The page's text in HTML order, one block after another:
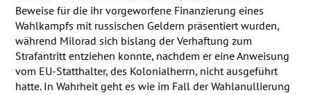
Beweise für die ihr vorgeworfene Finanzierung eines
Wahlkampfs mit russischen Geldern präsentiert wurden,
während Milorad sich bislang der Verhaftung zum
Strafantritt entziehen konnte, nachdem er eine Anweisung
vom EU-Statthalter, des Kolonialherrn, nicht ausgeführt
hatte. In Wahrheit geht es wie im Fall der Wahlanullierung